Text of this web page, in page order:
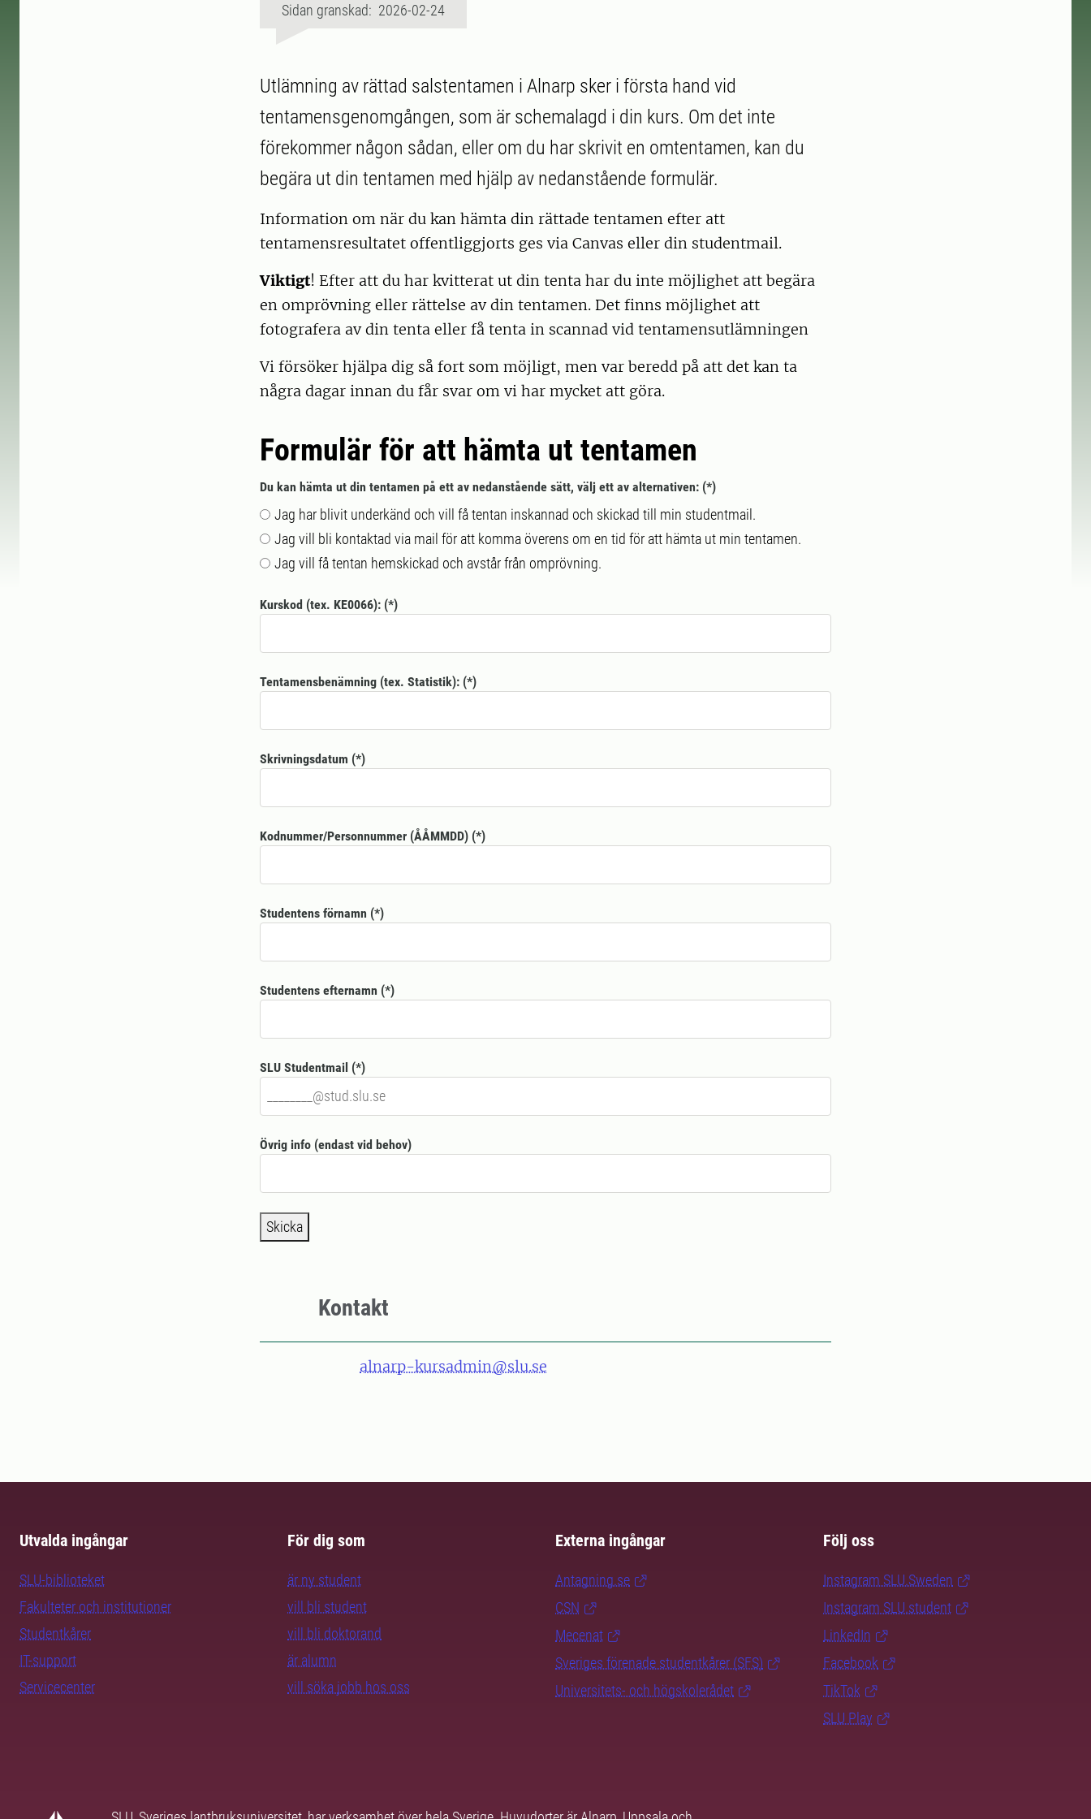
Sidan granskad: 2026-02-24
Utlämning av rättad salstentamen i Alnarp sker i första hand vid
tentamensgenomgången, som är schemalagd i din kurs. Om det inte
förekommer någon sådan, eller om du har skrivit en omtentamen, kan du
begära ut din tentamen med hjälp av nedanstående formulär.
Information om när du kan hämta din rättade tentamen efter att
tentamensresultatet offentliggjorts ges via Canvas eller din studentmail.
Viktigt! Efter att du har kvitterat ut din tenta har du inte möjlighet att begära
en omprövning eller rättelse av din tentamen. Det finns möjlighet att
fotografera av din tenta eller få tenta in scannad vid tentamensutlämningen
Vi försöker hjälpa dig så fort som möjligt, men var beredd på att det kan ta
några dagar innan du får svar om vi har mycket att göra.
Formulär för att hämta ut tentamen
Du kan hämta ut din tentamen på ett av nedanstående sätt, välj ett av alternativen:
Jag har blivit underkänd och vill få tentan inskannad och skickad till min studentmail.
Jag vill bli kontaktad via mail för att komma överens om en tid för att hämta ut min tentamen.
Jag vill få tentan hemskickad och avstår från omprövning.
Kurskod (tex. KE0066):
Tentamensbenämning (tex. Statistik):
Skrivningsdatum
Kodnummer/Personnummer (ÅÅMMDD)
Studentens förnamn
Studentens efternamn
SLU Studentmail
Övrig info (endast vid behov)
Skicka
Kontakt
alnarp-kursadmin@slu.se
Utvalda ingångar
SLU-biblioteket
Fakulteter och institutioner
Studentkårer
IT-support
Servicecenter
För dig som
är ny student
vill bli student
vill bli doktorand
är alumn
vill söka jobb hos oss
Externa ingångar
Antagning.se
CSN
Mecenat
Sveriges förenade studentkårer (SFS)
Universitets- och högskolerådet
Följ oss
Instagram SLU.Sweden
Instagram SLU.student
LinkedIn
Facebook
TikTok
SLU Play